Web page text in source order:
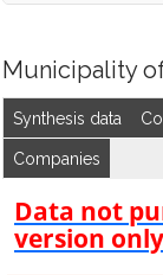
Cariati
Carolei
Carpanzano
Casali del Manco
Cassano all'Ionio
Castiglione
Municipality
Synthesis data
Companies
Data not
version